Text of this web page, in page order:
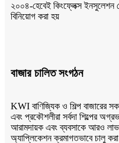
২০০৪-হেবেই কিংফ্লেক্স ইনসুলেশন
বিনিয়োগ করা হয়
বাজার চালিত সংগঠন
KWI বাণিজ্যিক ও শিল্প বাজারের
এবং প্রকৌশলীরা সর্বদা শিল্পের
আরামদায়ক এবং ব্যবসাকে আরও
অ্যাপ্লিকেশন ক্রমাগতভাবে চালু